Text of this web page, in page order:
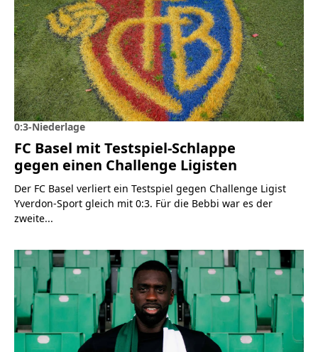
0:3-Niederlage
FC Basel mit Testspiel-Schlappe
gegen einen Challenge Ligisten
Der FC Basel verliert ein Testspiel gegen Challenge Ligist
Yverdon-Sport gleich mit 0:3. Für die Bebbi war es der
zweite...